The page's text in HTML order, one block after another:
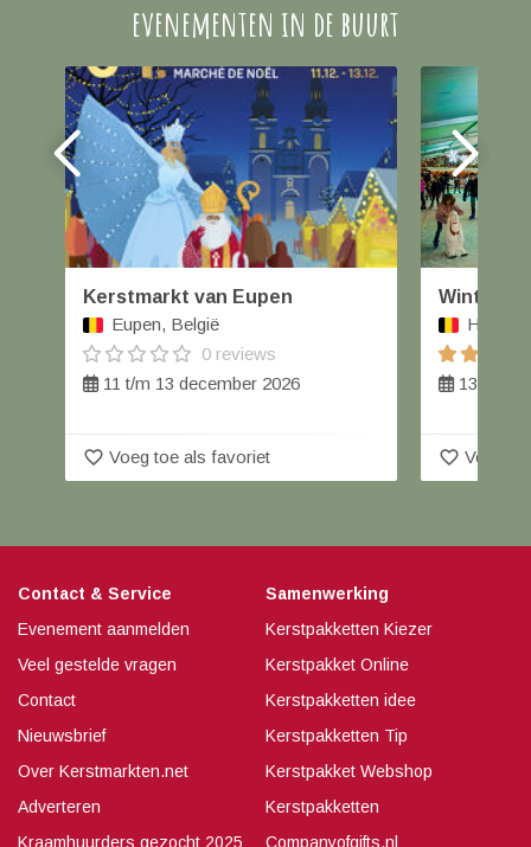
evenementen in de buurt
Kerstmarkt van Eupen
Eupen, België
0 reviews
11 t/m 13 december 2026
favorite_border Voeg toe als favoriet
13 t/m 3
favorite_border Voeg
Contact & Service
Evenement aanmelden
Veel gestelde vragen
Contact
Nieuwsbrief
Over Kerstmarkten.net
Adverteren
Kraamhuurders gezocht 2025
Samenwerking
Kerstpakketten Kiezer
Kerstpakket Online
Kerstpakketten idee
Kerstpakketten Tip
Kerstpakket Webshop
Kerstpakketten
Companyofgifts.nl